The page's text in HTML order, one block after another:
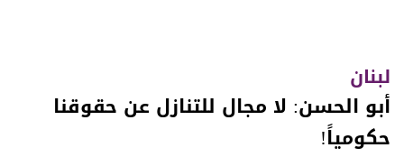
لبنان
أبو الحسن: لا مجال للتنازل عن حقوقنا
حكومياً!